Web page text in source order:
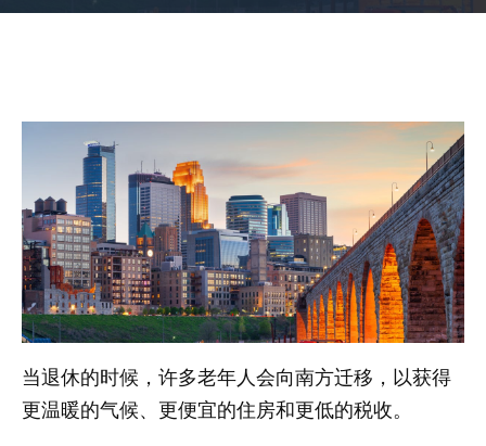
当退休的时候，许多老年人会向南方迁移，以获得
更温暖的气候、更便宜的住房和更低的税收。